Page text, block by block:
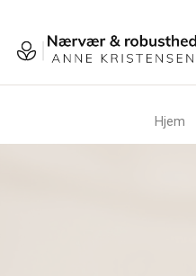
hovedindhold
Hjem